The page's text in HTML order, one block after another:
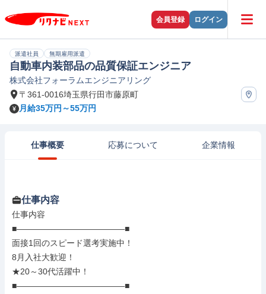
会員登録 ログイン
派遣社員 無期雇用派遣
自動車内装部品の品質保証エンジニア
株式会社フォーラムエンジニアリング
〒361-0016埼玉県行田市藤原町
月給35万円～55万円
仕事概要 応募について 企業情報
仕事内容
仕事内容
■―――――――――――――■
面接1回のスピード選考実施中！
8月入社大歓迎！
★20～30代活躍中！
■―――――――――――――■